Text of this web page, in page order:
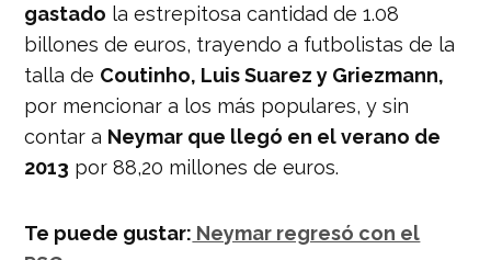
gastado la estrepitosa cantidad de 1.08
billones de euros, trayendo a futbolistas de la
talla de Coutinho, Luis Suarez y Griezmann,
por mencionar a los más populares, y sin
contar a Neymar que llegó en el verano de
2013 por 88,20 millones de euros.
Te puede gustar: Neymar regresó con el